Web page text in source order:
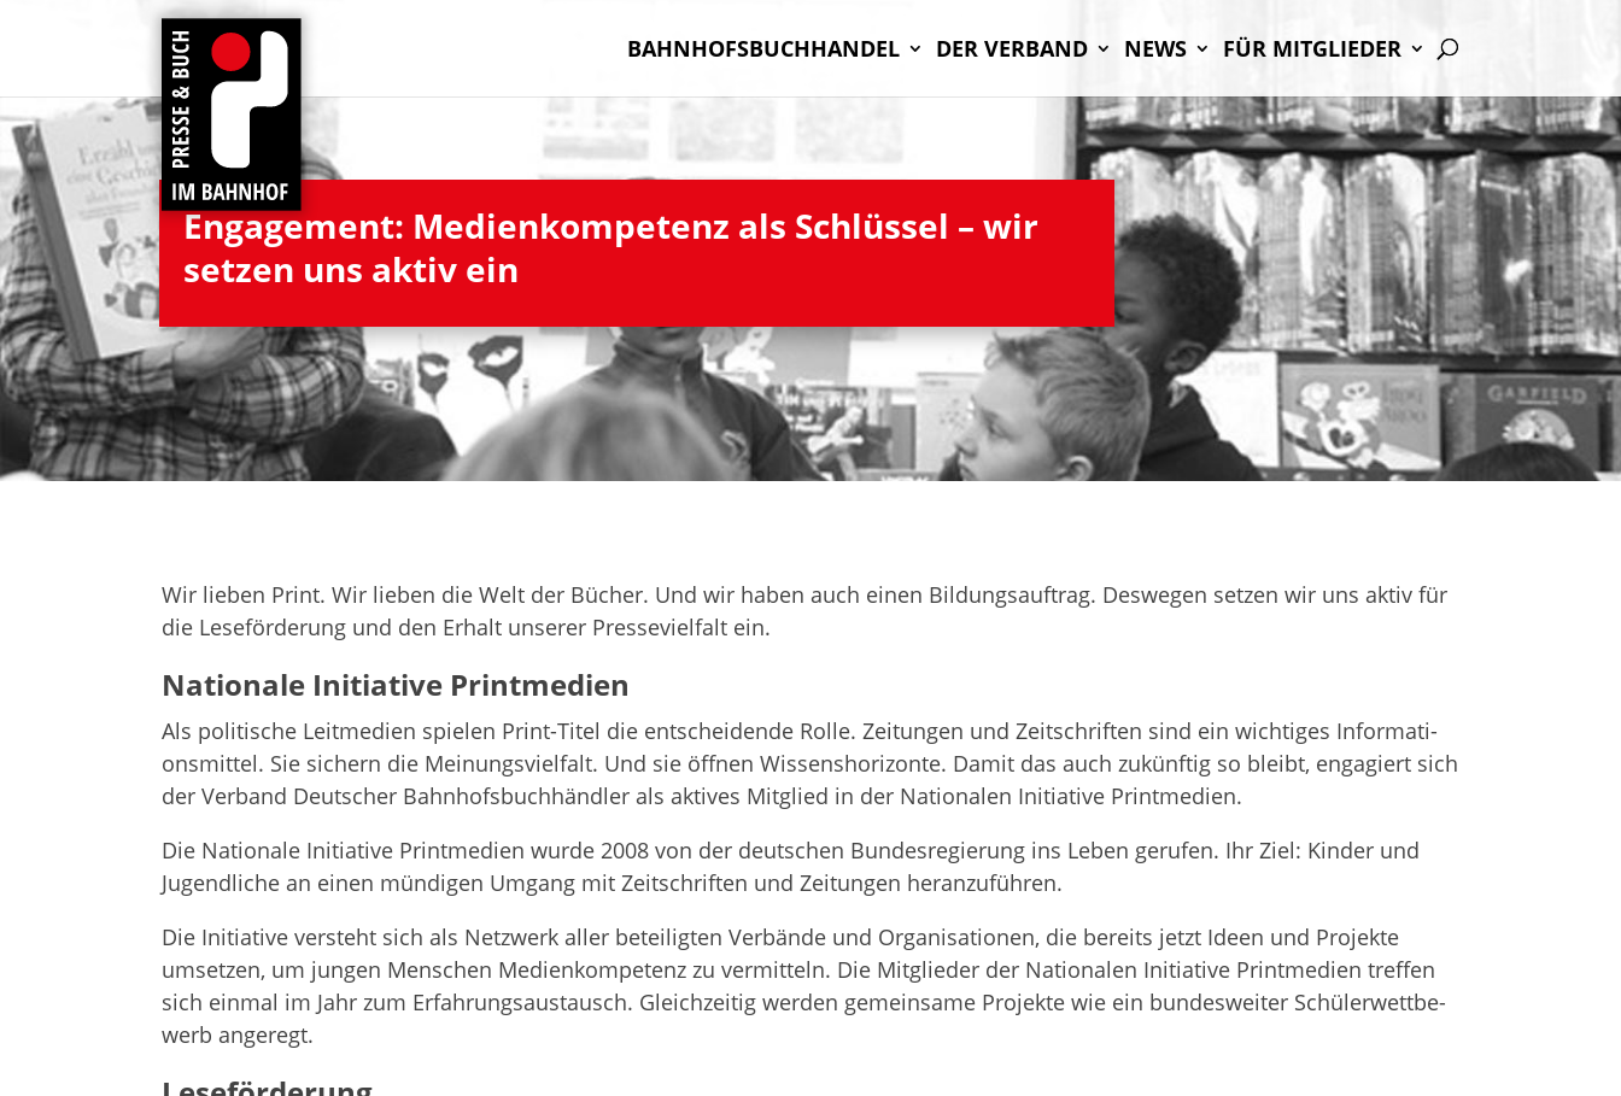
BAHN­HOFS­BUCH­HAN­DEL DER VER­BAND NEWS FÜR MIT­GLIE­DER
Enga­ge­ment: Medi­en­kom­pe­tenz als Schlüs­sel – wir
set­zen uns aktiv ein
Wir lie­ben Print. Wir lie­ben die Welt der Bücher. Und wir haben auch einen Bil­dungs­auf­trag. Des­we­gen set­zen wir uns aktiv für
die Lese­för­de­rung und den Erhalt unse­rer Pres­se­viel­falt ein.
Natio­nale Initia­tive Printmedien
Als poli­ti­sche Leit­me­dien spie­len Print-Titel die ent­schei­dende Rolle. Zei­tun­gen und Zeit­schrif­ten sind ein wich­ti­ges Infor­ma­ti­
ons­mit­tel. Sie sichern die Mei­nungs­viel­falt. Und sie öff­nen Wis­sens­ho­ri­zonte. Damit das auch zukünf­tig so bleibt, enga­giert sich
der Ver­band Deut­scher Bahnhofs­buchhändler als akti­ves Mit­glied in der Natio­na­len Initia­tive Printmedien.
Die Natio­nale Initia­tive Print­me­dien wurde 2008 von der deut­schen Bun­des­re­gie­rung ins Leben geru­fen. Ihr Ziel: Kin­der und
Jugend­li­che an einen mün­di­gen Umgang mit Zeit­schrif­ten und Zei­tun­gen heranzuführen.
Die Initia­tive ver­steht sich als Netz­werk aller betei­lig­ten Ver­bände und Orga­ni­sa­tio­nen, die bereits jetzt Ideen und Pro­jekte
umset­zen, um jun­gen Men­schen Medi­en­kom­pe­tenz zu ver­mit­teln. Die Mit­glie­der der Natio­na­len Initia­tive Print­me­dien tref­fen
sich ein­mal im Jahr zum Erfah­rungs­aus­tausch. Gleich­zei­tig wer­den gemein­same Pro­jekte wie ein bun­des­wei­ter Schü­ler­wett­be­
werb angeregt.